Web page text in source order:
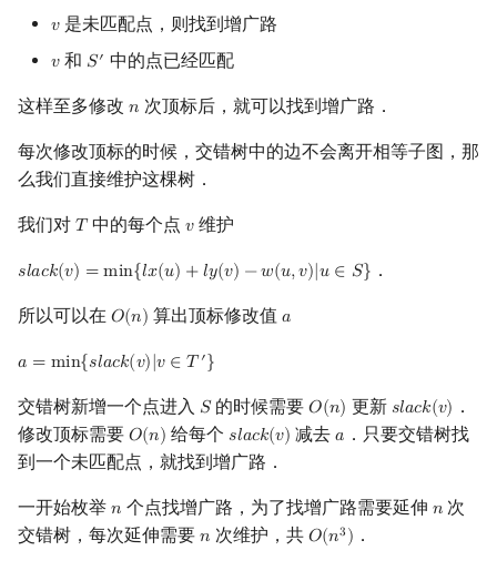
𝑣
v是未匹配点，则找到增广路
𝑣
v和 𝑆′
S′ 中的点已经匹配
这样至多修改 𝑛
n 次顶标后，就可以找到增广路．
每次修改顶标的时候，交错树中的边不会离开相等子图，那
么我们直接维护这棵树．
我们对 𝑇
T 中的每个点𝑣
v 维护
𝑠𝑙𝑎𝑐𝑘(𝑣) = min{𝑙𝑥(𝑢) +𝑙𝑦(𝑣) −𝑤(𝑢,𝑣)|𝑢 ∈ 𝑆}
slack(v) =min{lx(u)+ly (v) −w(u v)|u∈S} ．
所以可以在 𝑂(𝑛)
O(n) 算出顶标修改值𝑎
a
𝑎 = min{𝑠𝑙𝑎𝑐𝑘(𝑣)|𝑣 ∈ 𝑇 ′}
a =min{slack(v)|v ∈T′}
交错树新增一个点进入 𝑆
S的时候需要𝑂(𝑛)
O(n) 更新 𝑠𝑙𝑎𝑐𝑘(𝑣)
slack(v) ．
修改顶标需要 𝑂(𝑛)
O(n) 给每个 𝑠𝑙𝑎𝑐𝑘(𝑣)
slack(v) 减去𝑎
a ．只要交错树找
到一个未匹配点，就找到增广路．
一开始枚举 𝑛
n 个点找增广路，为了找增广路需要延伸 𝑛
n 次
交错树，每次延伸需要 𝑛
n 次维护，共 𝑂(𝑛3)
O(n3) ．